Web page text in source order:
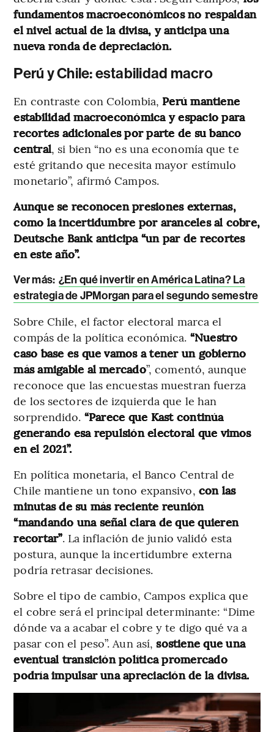
fundamentos macroeconómicos no respaldan
el nivel actual de la divisa, y anticipa una
nueva ronda de depreciación.
Perú y Chile: estabilidad macro
En contraste con Colombia, Perú mantiene
estabilidad macroeconómica y espacio para
recortes adicionales por parte de su banco
central, si bien “no es una economía que te
esté gritando que necesita mayor estímulo
monetario”, afirmó Campos.
Aunque se reconocen presiones externas,
como la incertidumbre por aranceles al cobre,
Deutsche Bank anticipa “un par de recortes
en este año”.
Ver más: ¿En qué invertir en América Latina? La
estrategia de JPMorgan para el segundo semestre
Sobre Chile, el factor electoral marca el
compás de la política económica. “Nuestro
caso base es que vamos a tener un gobierno
más amigable al mercado”, comentó, aunque
reconoce que las encuestas muestran fuerza
de los sectores de izquierda que le han
sorprendido. “Parece que Kast continúa
generando esa repulsión electoral que vimos
en el 2021”.
En política monetaria, el Banco Central de
Chile mantiene un tono expansivo, con las
minutas de su más reciente reunión
“mandando una señal clara de que quieren
recortar”. La inflación de junio validó esta
postura, aunque la incertidumbre externa
podría retrasar decisiones.
Sobre el tipo de cambio, Campos explica que
el cobre será el principal determinante: “Dime
dónde va a acabar el cobre y te digo qué va a
pasar con el peso”. Aun así,sostiene que una
eventual transición política promercado
podría impulsar una apreciación de la divisa.